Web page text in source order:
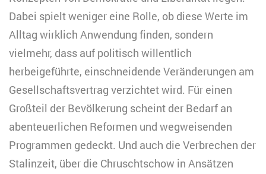
Dabei spielt weniger eine Rolle, ob diese Werte im
Alltag wirklich Anwendung finden, sondern
vielmehr, dass auf politisch willentlich
herbeigeführte, einschneidende Veränderungen am
Gesellschaftsvertrag verzichtet wird. Für einen
Großteil der Bevölkerung scheint der Bedarf an
abenteuerlichen Reformen und wegweisenden
Programmen gedeckt. Und auch die Verbrechen der
Stalinzeit, über die Chruschtschow in Ansätzen